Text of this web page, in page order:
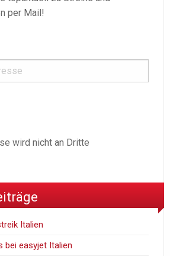
per Mail!
wird nicht an Dritte
Italien
bei easyjet Italien